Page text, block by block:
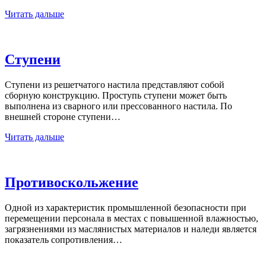
Читать дальше
Ступени
Ступени из решетчатого настила представляют собой
сборную конструкцию. Проступь ступени может быть
выполнена из сварного или прессованного настила. По
внешней стороне ступени…
Читать дальше
Противоскольжение
Одной из характеристик промышленной безопасности при
перемещении персонала в местах с повышенной влажностью,
загрязнениями из маслянистых материалов и наледи является
показатель сопротивления…